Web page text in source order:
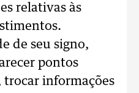
relativas às
de seu signo,
pontos
trocar informações